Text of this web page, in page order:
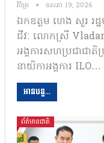
វិចិត្រ ឧសភា 19, 2026
ឯកឧត្តម ហេង សួរ រដ្ឋ
ជីវៈ លោកស្រី
អង្គការសហប្រជាជា
នាយិកាអង្គការ ILO…
អានបន្ត...
ព័ត៌មានជាតិ